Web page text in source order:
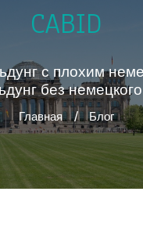
CABID
с плохим
без
Главная Блог